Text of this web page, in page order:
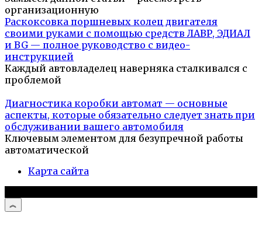
организационную
Раскоксовка поршневых колец двигателя
своими руками с помощью средств ЛАВР, ЭДИАЛ
и BG — полное руководство с видео-
инструкцией
Каждый автовладелец наверняка сталкивался с
проблемой
Диагностика коробки автомат — основные
аспекты, которые обязательно следует знать при
обслуживании вашего автомобиля
Ключевым элементом для безупречной работы
автоматической
Карта сайта